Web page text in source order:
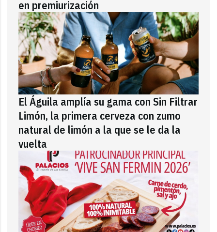
en premiurización
El Águila amplía su gama con Sin Filtrar
Limón, la primera cerveza con zumo
natural de limón a la que se le da la
vuelta